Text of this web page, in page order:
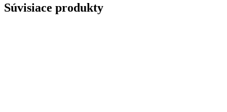
Súvisiace produkty